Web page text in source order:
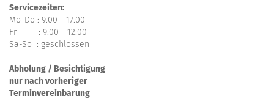
Servicezeiten:
Mo-Do : 9.00 - 17.00
Fr : 9.00 - 12.00
Sa-So : geschlossen
Abholung / Besichtigung
nur nach vorheriger
Terminvereinbarung